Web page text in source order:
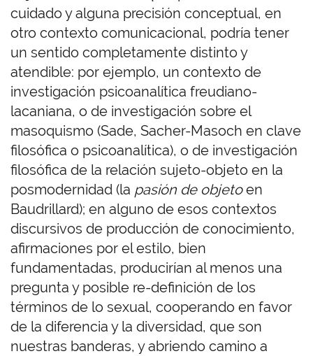
cuidado y alguna precisión conceptual, en
otro contexto comunicacional, podría tener
un sentido completamente distinto y
atendible: por ejemplo, un contexto de
investigación psicoanalítica freudiano-
lacaniana, o de investigación sobre el
masoquismo (Sade, Sacher-Masoch en clave
filosófica o psicoanalítica), o de investigación
filosófica de la relación sujeto-objeto en la
posmodernidad (la pasión de objetoen
Baudrillard); en alguno de esos contextos
discursivos de producción de conocimiento,
afirmaciones por el estilo, bien
fundamentadas, producirían al menos una
pregunta y posible re-definición de los
términos de lo sexual, cooperando en favor
de la diferencia y la diversidad, que son
nuestras banderas, y abriendo camino a